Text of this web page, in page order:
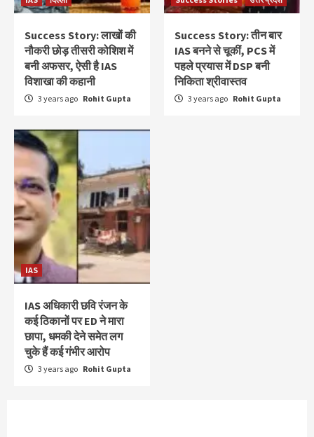
Success Story: लाखों की
नौकरी छोड़ तीसरी कोशिश में
बनी अफसर, ऐसी है IAS
विशाखा की कहानी
3 years ago Rohit Gupta
Success Story: तीन बार
IAS बनने से चूकीं, PCS में
पहले प्रयास में DSP बनी
निकिता श्रीवास्तव
3 years ago Rohit Gupta
IAS
IAS अधिकारी छवि रंजन के
कई ठिकानों पर ED ने मारा
छापा, धमकी देने समेत लग
चुके हैं कई गंभीर आरोप
3 years ago Rohit Gupta